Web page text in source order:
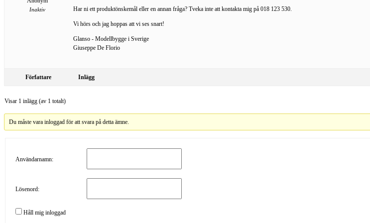
Inaktiv Har ni ett produktönskemål eller en annan fråga? Tveka inte att kontakta mig på 018 123 530.
Vi hörs och jag hoppas att vi ses snart!
Glanso - Modellbygge i Sverige
Giuseppe De Florio
Författare Inlägg
Visar 1 inlägg (av 1 totalt)
Du måste vara inloggad för att svara på detta ämne.
Användarnamn:
Lösenord:
Håll mig inloggad